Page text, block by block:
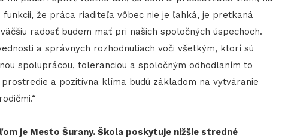
že práca riaditeľa vôbec nie je ľahká, je pretkaná
radosť budem mať pri našich spoločných úspechoch.
a správnych rozhodnutiach voči všetkým, ktorí sú
spoluprácou, toleranciou a spoločným odhodlaním to
a pozitívna klíma budú základom na vytváranie
je Mesto Šurany. Škola poskytuje nižšie stredné